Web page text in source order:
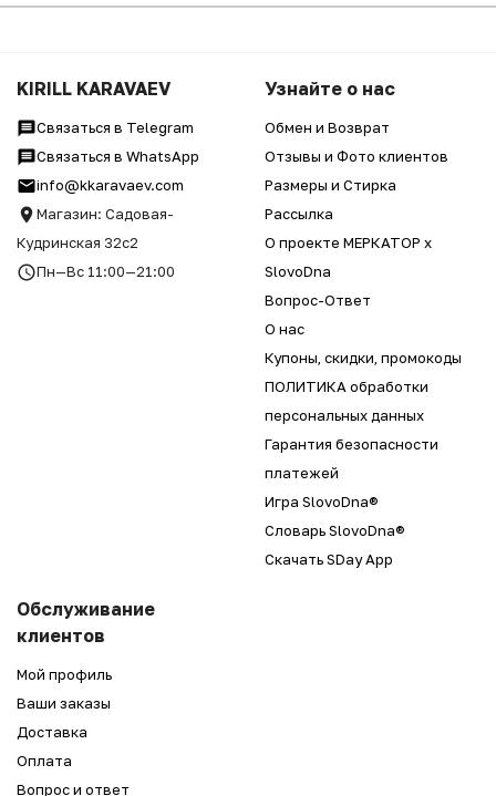
KIRILL KARAVAEV
Связаться в Telegram
Связаться в WhatsApp
info@kkaravaev.com
Магазин: Садовая-
Кудринская 32с2
Пн—Вс 11:00—21:00
Узнайте о нас
Обмен и Возврат
Отзывы и Фото клиентов
Размеры и Стирка
Рассылка
О проекте МЕРКАТОР x
SlovoDna
Вопрос-Ответ
О нас
Купоны, скидки, промокоды
ПОЛИТИКА обработки
персональных данных
Гарантия безопасности
платежей
Игра SlovoDna®
Словарь SlovoDna®
Скачать SDay App
Обслуживание
клиентов
Мой профиль
Ваши заказы
Доставка
Оплата
Вопрос и ответ